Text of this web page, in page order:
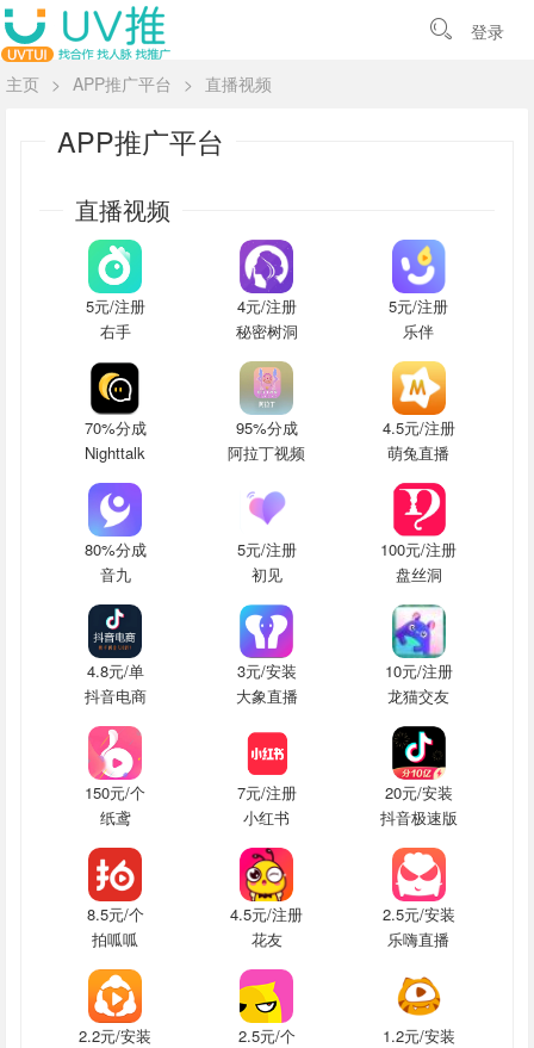
登录
主页 > APP推广平台 > 直播视频
APP推广平台
直播视频
5元/注册
右手
4元/注册
秘密树洞
5元/注册
乐伴
70%分成
Nighttalk
95%分成
阿拉丁视频
4.5元/注册
萌兔直播
80%分成
音九
5元/注册
初见
100元/注册
盘丝洞
4.8元/单
抖音电商
3元/安装
大象直播
10元/注册
龙猫交友
150元/个
纸鸢
7元/注册
小红书
20元/安装
抖音极速版
8.5元/个
拍呱呱
4.5元/注册
花友
2.5元/安装
乐嗨直播
2.2元/安装
2.5元/个
1.2元/安装